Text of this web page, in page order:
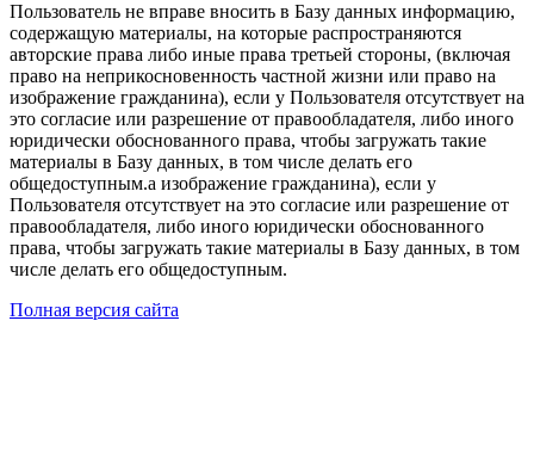
Пользователь не вправе вносить в Базу данных информацию,
содержащую материалы, на которые распространяются
авторские права либо иные права третьей стороны, (включая
право на неприкосновенность частной жизни или право на
изображение гражданина), если у Пользователя отсутствует на
это согласие или разрешение от правообладателя, либо иного
юридически обоснованного права, чтобы загружать такие
материалы в Базу данных, в том числе делать его
общедоступным.а изображение гражданина), если у
Пользователя отсутствует на это согласие или разрешение от
правообладателя, либо иного юридически обоснованного
права, чтобы загружать такие материалы в Базу данных, в том
числе делать его общедоступным.
Полная версия сайта